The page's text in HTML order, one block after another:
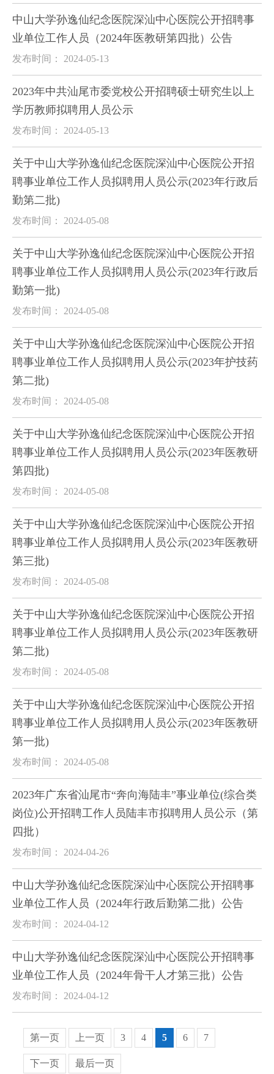
中山大学孙逸仙纪念医院深汕中心医院公开招聘事
业单位工作人员（2024年医教研第四批）公告
发布时间： 2024-05-13
2023年中共汕尾市委党校公开招聘硕士研究生以上
学历教师拟聘用人员公示
发布时间： 2024-05-13
关于中山大学孙逸仙纪念医院深汕中心医院公开招
聘事业单位工作人员拟聘用人员公示(2023年行政后
勤第二批)
发布时间： 2024-05-08
关于中山大学孙逸仙纪念医院深汕中心医院公开招
聘事业单位工作人员拟聘用人员公示(2023年行政后
勤第一批)
发布时间： 2024-05-08
关于中山大学孙逸仙纪念医院深汕中心医院公开招
聘事业单位工作人员拟聘用人员公示(2023年护技药
第二批)
发布时间： 2024-05-08
关于中山大学孙逸仙纪念医院深汕中心医院公开招
聘事业单位工作人员拟聘用人员公示(2023年医教研
第四批)
发布时间： 2024-05-08
关于中山大学孙逸仙纪念医院深汕中心医院公开招
聘事业单位工作人员拟聘用人员公示(2023年医教研
第三批)
发布时间： 2024-05-08
关于中山大学孙逸仙纪念医院深汕中心医院公开招
聘事业单位工作人员拟聘用人员公示(2023年医教研
第二批)
发布时间： 2024-05-08
关于中山大学孙逸仙纪念医院深汕中心医院公开招
聘事业单位工作人员拟聘用人员公示(2023年医教研
第一批)
发布时间： 2024-05-08
2023年广东省汕尾市“奔向海陆丰”事业单位(综合类
岗位)公开招聘工作人员陆丰市拟聘用人员公示（第
四批）
发布时间： 2024-04-26
中山大学孙逸仙纪念医院深汕中心医院公开招聘事
业单位工作人员（2024年行政后勤第二批）公告
发布时间： 2024-04-12
中山大学孙逸仙纪念医院深汕中心医院公开招聘事
业单位工作人员（2024年骨干人才第三批）公告
发布时间： 2024-04-12
第一页 上一页 3 4 5 6 7
下一页 最后一页